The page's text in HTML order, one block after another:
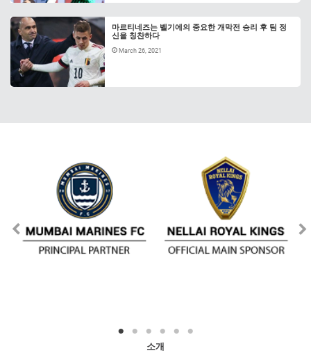
마르티네즈는 벨기에의 중요한 개막전 승리 후 팀 정
신을 칭찬하다
March 26, 2021
소개